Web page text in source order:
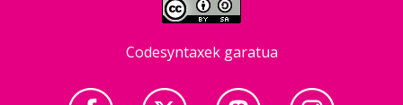
Codesyntaxek garatua